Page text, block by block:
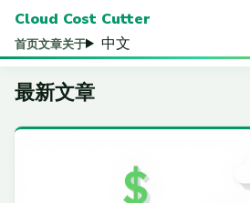
Cloud Cost Cutter
首页文章关于 中文
最新文章